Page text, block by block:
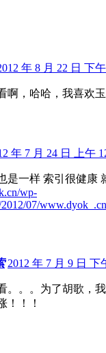
年 8 月 22 日 下
啊，哈哈，我喜欢
年 7 月 24 日 上午
是一样 索引很健康
wp-
2012/07/
2012 年 7 月 9 日 下
。。。为了胡歌，
！！！